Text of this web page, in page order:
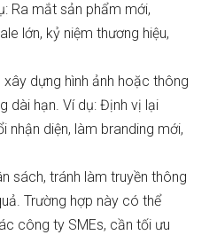
Ra mắt sản phẩm mới,
lớn, kỷ niệm thương hiệu,
xây dựng hình ảnh hoặc thông
dài hạn. Ví dụ: Định vị lại
nhận diện, làm branding mới,
sách, tránh làm truyền thông
Trường hợp này có thể
công ty SMEs, cần tối ưu